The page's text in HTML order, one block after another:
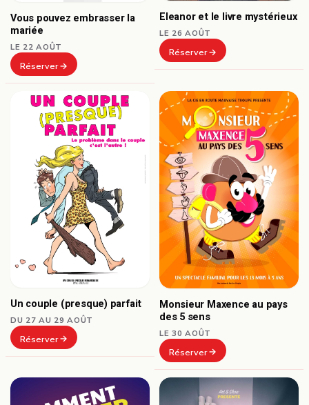
Vous pouvez embrasser la
mariée
LE 22 AOÛT
Réserver
Eleanor et le livre mystérieux
LE 26 AOÛT
Réserver
Un couple (presque) parfait
DU 27 AU 29 AOÛT
Réserver
Monsieur Maxence au pays
des 5 sens
LE 30 AOÛT
Réserver